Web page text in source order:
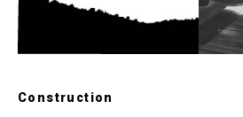
Construction